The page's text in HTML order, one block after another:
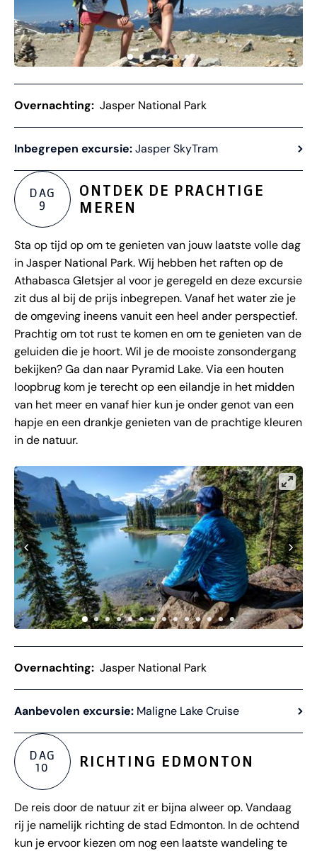
Overnachting: Jasper National Park
Inbegrepen excursie:Jasper SkyTram
DAG
9
ONTDEK DE PRACHTIGE
MEREN
Sta op tijd op om te genieten van jouw laatste volle dag
in Jasper National Park. Wij hebben het raften op de
Athabasca Gletsjer al voor je geregeld en deze excursie
zit dus al bij de prijs inbegrepen. Vanaf het water zie je
de omgeving ineens vanuit een heel ander perspectief.
Prachtig om tot rust te komen en om te genieten van de
geluiden die je hoort. Wil je de mooiste zonsondergang
bekijken? Ga dan naar Pyramid Lake. Via een houten
loopbrug kom je terecht op een eilandje in het midden
van het meer en vanaf hier kun je onder genot van een
hapje en een drankje genieten van de prachtige kleuren
in de natuur.
Overnachting: Jasper National Park
Aanbevolen excursie: Maligne Lake Cruise
DAG
10
RICHTING EDMONTON
De reis door de natuur zit er bijna alweer op. Vandaag
rij je namelijk richting de stad Edmonton. In de ochtend
kun je ervoor kiezen om nog een laatste wandeling te